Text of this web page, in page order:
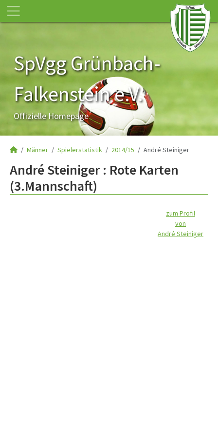
SpVgg Grünbach-
Falkenstein e.V.
Offizielle Homepage
Männer Spielerstatistik 2014/15 André Steiniger
André Steiniger : Rote Karten
(3.Mannschaft)
zum Profil
von
André Steiniger